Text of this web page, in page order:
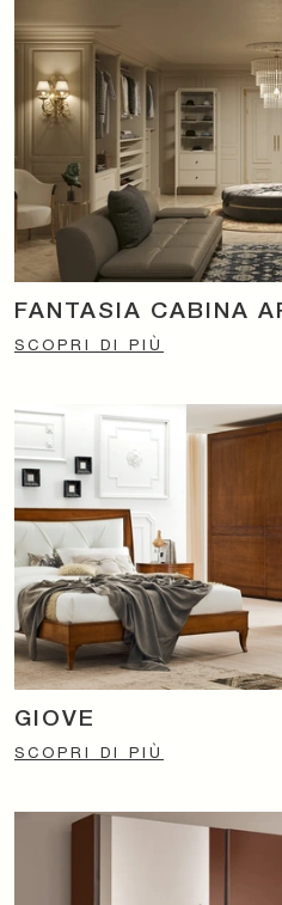
FANTASIA CABINA
SCOPRI DI PIÙ
GIOVE
SCOPRI DI PIÙ